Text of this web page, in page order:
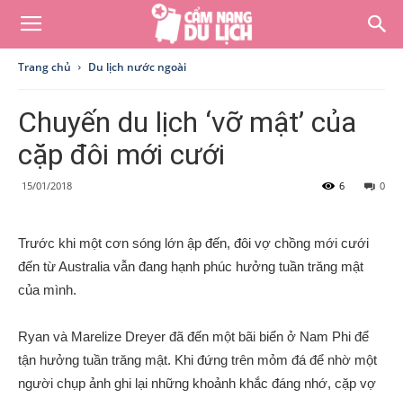
Trang chủ Du lịch nước ngoài
Chuyến du lịch ‘vỡ mật’ của
cặp đôi mới cưới
15/01/2018 0
6
Trước khi một cơn sóng lớn ập đến, đôi vợ chồng mới cưới
đến từ Australia vẫn đang hạnh phúc hưởng tuần trăng mật
của mình.
Ryan và Marelize Dreyer đã đến một bãi biển ở Nam Phi để
tận hưởng tuần trăng mật. Khi đứng trên mỏm đá để nhờ một
người chụp ảnh ghi lại những khoảnh khắc đáng nhớ, cặp vợ